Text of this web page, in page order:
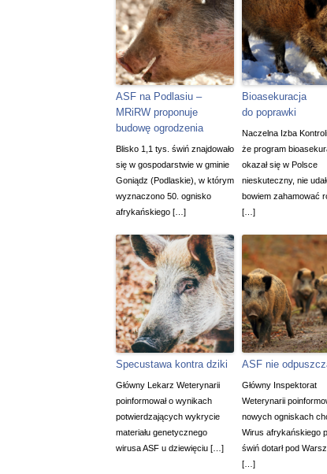
ASF na Podlasiu –
MRiRW proponuje
budowę ogrodzenia
Blisko 1,1 tys. świń znajdowało
się w gospodarstwie w gminie
Goniądz (Podlaskie), w którym
wyznaczono 50. ognisko
afrykańskiego […]
Bioasekuracja
do poprawki
Naczelna Izba Kontroli
że program
okazał się w Polsce
nieskuteczny, nie
bowiem zahamować
[…]
Specustawa kontra dziki
Główny Lekarz Weterynarii
poinformował o wynikach
potwierdzających wykrycie
materiału genetycznego
wirusa ASF u dziewięciu […]
ASF nie
Główny Inspektorat
Weterynarii
nowych ogniskach
Wirus afrykańskiego
świń dotarł pod
[…]